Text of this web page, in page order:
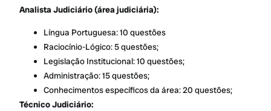
Analista Judiciário (área judiciária):
Língua Portuguesa: 10 questões
Raciocínio-Lógico: 5 questões;
Legislação Institucional: 10 questões;
Administração: 15 questões;
Conhecimentos específicos da área: 20 questões;
Técnico Judiciário: